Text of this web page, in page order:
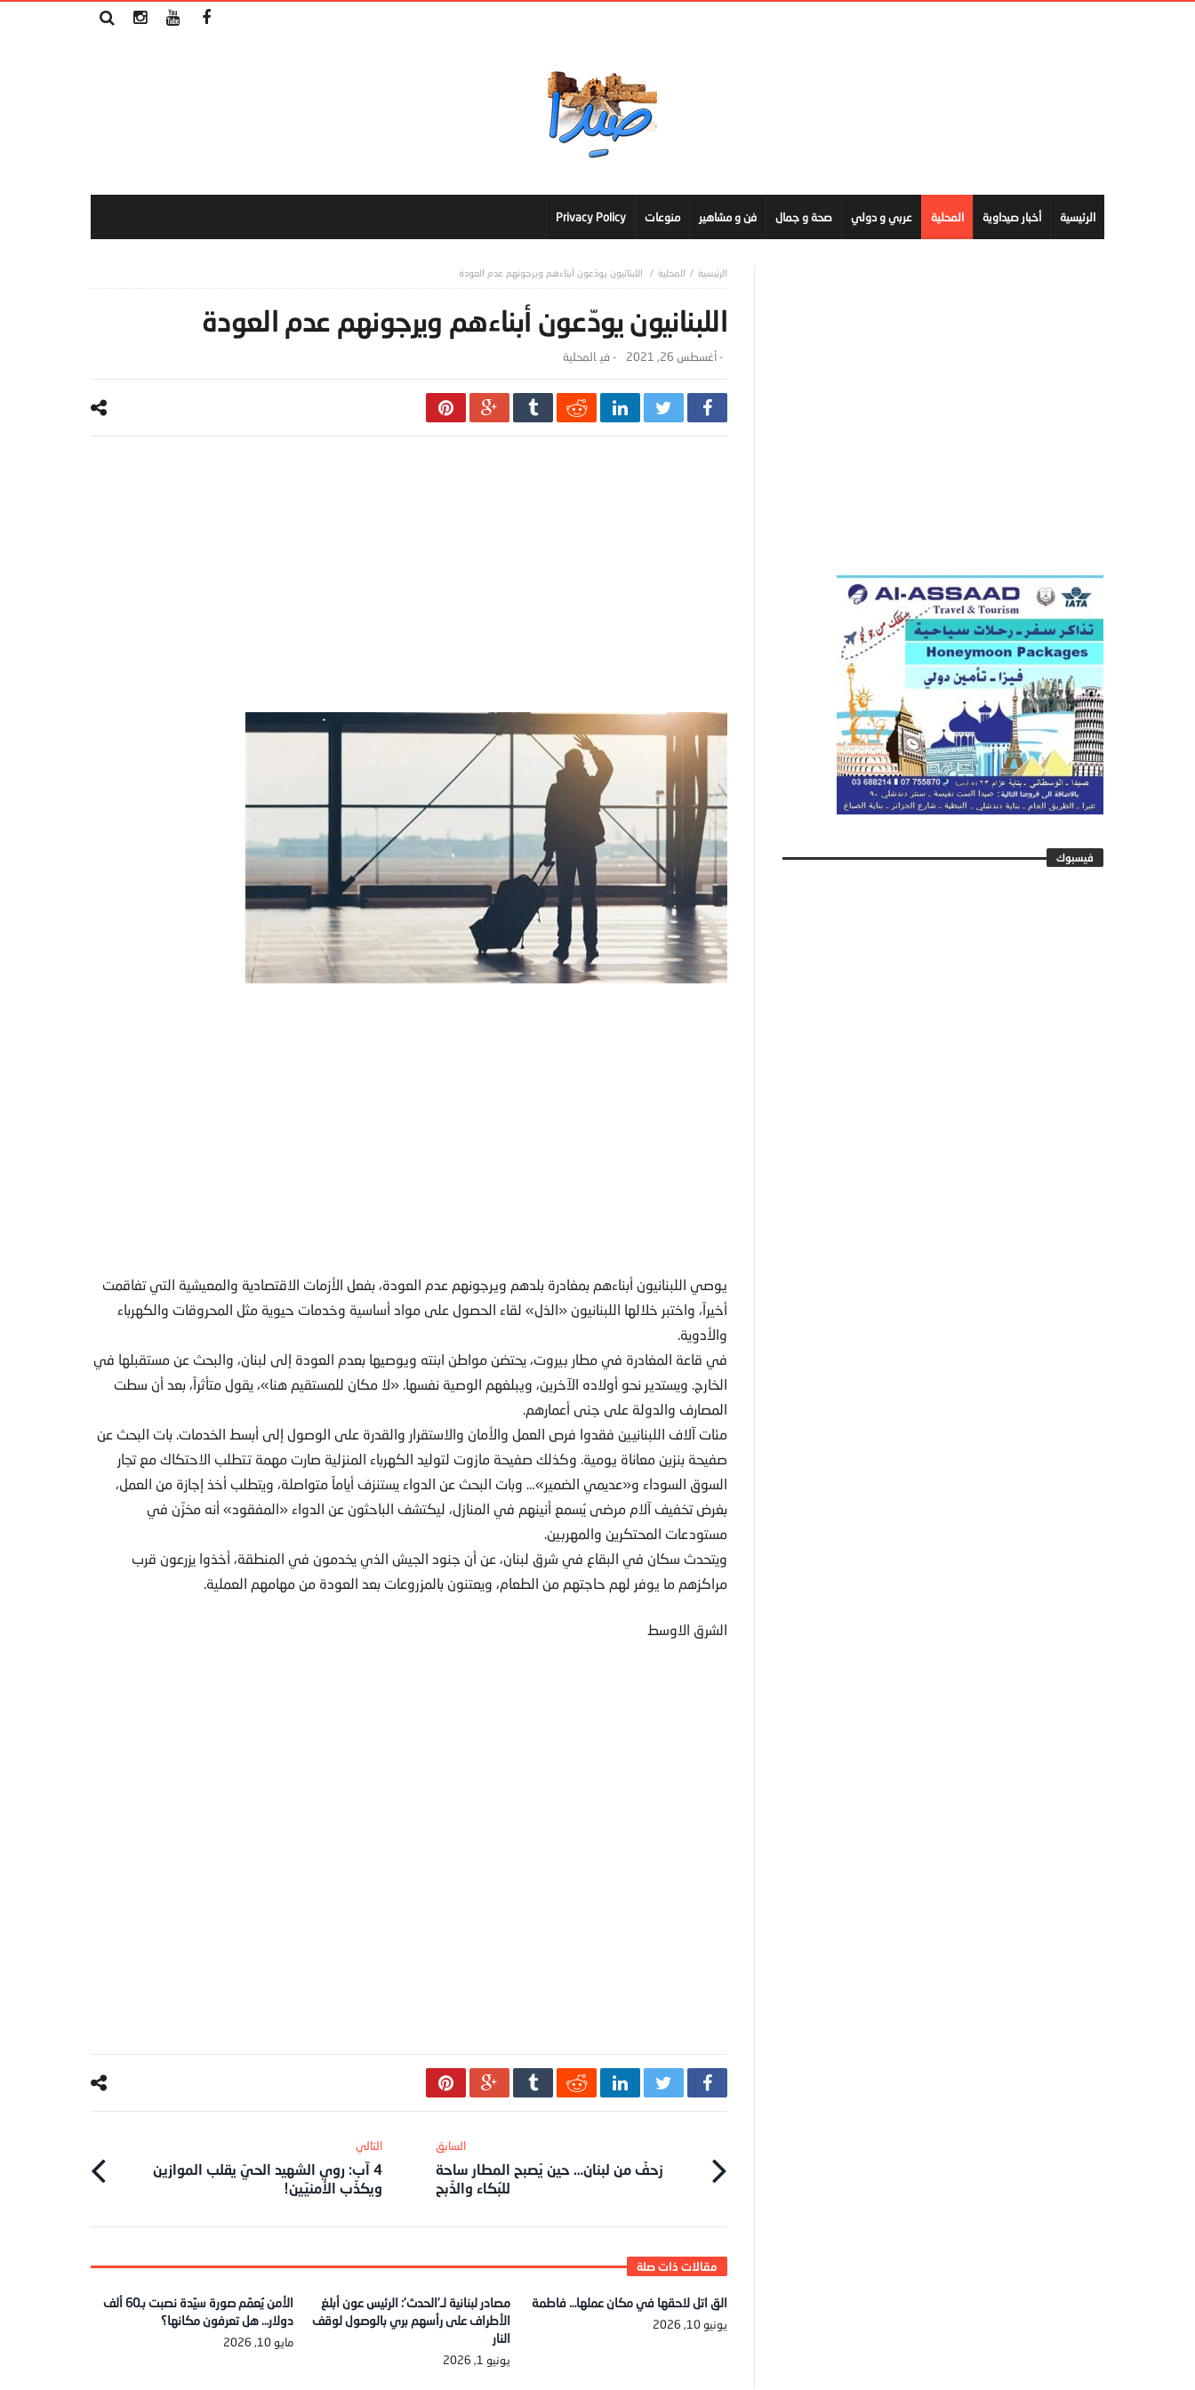
الرئيسية أخبار صيداوية المحلية عربي و دولي صحة و جمال فن و مشاهير منوعات Privacy Policy
المحلية اللبنانيون يودّعون أبناءهم ويرجونهم عدم العودة
اللبنانيون يودّعون أبناءهم ويرجونهم عدم العودة
- أغسطس 26, 2021 - ‎في المحلية
يوصي اللبنانيون أبناءهم بمغادرة بلدهم ويرجونهم عدم العودة، بفعل الأزمات الاقتصادية والمعيشية التي تفاقمت
أخيراً، واختبر خلالها اللبنانيون «الذل» لقاء الحصول على مواد أساسية وخدمات حيوية مثل المحروقات والكهرباء
والأدوية.
في قاعة المغادرة في مطار بيروت، يحتضن مواطن ابنته ويوصيها بعدم العودة إلى لبنان، والبحث عن مستقبلها في
الخارج. ويستدير نحو أولاده الآخرين، ويبلغهم الوصية نفسها. «لا مكان للمستقيم هنا»، يقول متأثراً، بعد أن سطت
المصارف والدولة على جنى أعمارهم.
مئات آلاف اللبنانيين فقدوا فرص العمل والأمان والاستقرار والقدرة على الوصول إلى أبسط الخدمات. بات البحث عن
صفيحة بنزين معاناة يومية. وكذلك صفيحة مازوت لتوليد الكهرباء المنزلية صارت مهمة تتطلب الاحتكاك مع تجار
السوق السوداء و«عديمي الضمير»… وبات البحث عن الدواء يستنزف أياماً متواصلة، ويتطلب أخذ إجازة من العمل،
بغرض تخفيف آلام مرضى يُسمع أنينهم في المنازل، ليكتشف الباحثون عن الدواء «المفقود» أنه مخزّن في
مستودعات المحتكرين والمهربين.
ويتحدث سكان في البقاع في شرق لبنان، عن أن جنود الجيش الذي يخدمون في المنطقة، أخذوا يزرعون قرب
مراكزهم ما يوفر لهم حاجتهم من الطعام، ويعتنون بالمزروعات بعد العودة من مهامهم العملية.
الشرق الاوسط
زحفٌ من لبنان… حين يُصبح المطار ساحة
للبُكاء والذّبح
4 آب: روي الشهيد الحيّ يقلب الموازين
ويكذّب الأمنيّين!
الق اتل لاحقها في مكان عملها… فاطمة
يونيو 10, 2026
مصادر لبنانية لـ’الحدث’: الرئيس عون أبلغ
الأطراف على رأسهم بري بالوصول لوقف
النار
يونيو 1, 2026
الأمن يُعمّم صورة سيّدة نصبت بـ60 ألف
دولار… هل تعرفون مكانها؟
مايو 10, 2026
فيسبوك